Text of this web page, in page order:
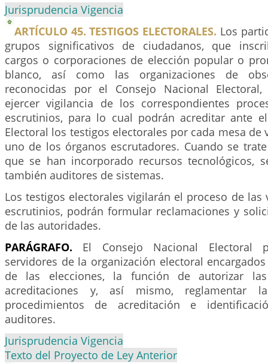
Jurisprudencia Vigencia
ARTÍCULO 45. TESTIGOS ELECTORALES. Los
grupos significativos de ciudadanos, que
cargos o corporaciones de elección popular o
blanco, así como las organizaciones de
reconocidas por el Consejo Nacional
ejercer vigilancia de los correspondientes
escrutinios, para lo cual podrán acreditar ante
Electoral los testigos electorales por cada mesa de
uno de los órganos escrutadores. Cuando se
que se han incorporado recursos tecnológicos,
también auditores de sistemas.
Los testigos electorales vigilarán el proceso de las
escrutinios, podrán formular reclamaciones y
de las autoridades.
PARÁGRAFO. El Consejo Nacional Electoral
servidores de la organización electoral
de las elecciones, la función de autorizar las
acreditaciones y, así mismo, reglamentar
procedimientos de acreditación e
auditores.
Jurisprudencia Vigencia
Texto del Proyecto de Ley Anterior